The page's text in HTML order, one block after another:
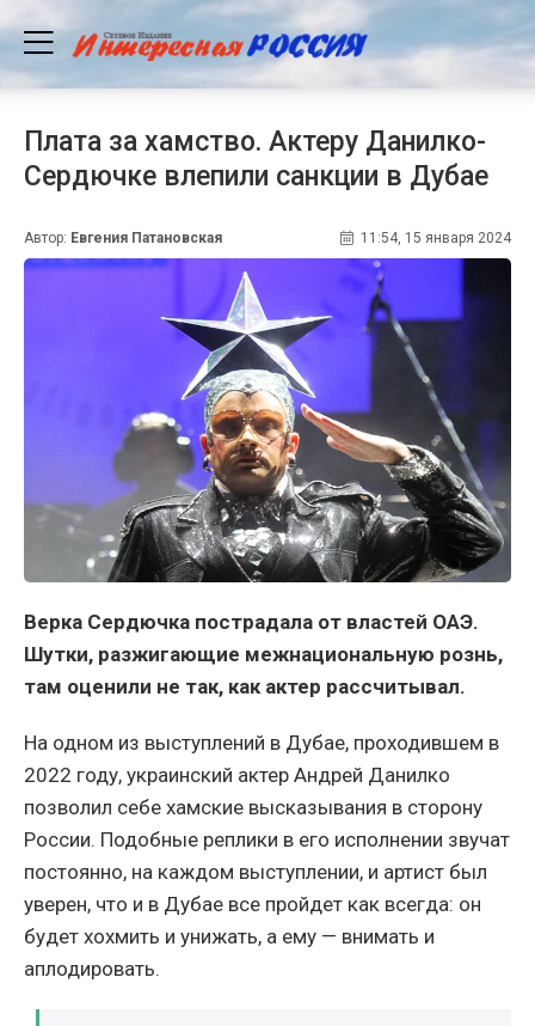
Плата за хамство. Актеру Данилко-
Сердючке влепили санкции в Дубае
Автор: Евгения Патановская 11:54, 15 января 2024
Верка Сердючка пострадала от властей ОАЭ.
Шутки, разжигающие межнациональную рознь,
там оценили не так, как актер рассчитывал.
На одном из выступлений в Дубае, проходившем в
2022 году, украинский актер Андрей Данилко
позволил себе хамские высказывания в сторону
России. Подобные реплики в его исполнении звучат
постоянно, на каждом выступлении, и артист был
уверен, что и в Дубае все пройдет как всегда: он
будет хохмить и унижать, а ему — внимать и
аплодировать.